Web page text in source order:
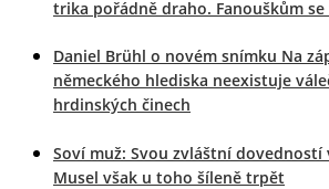
trika pořádně draho. Fanouškům
Daniel Brühl o novém snímku Na
německého hlediska neexistuje
hrdinských činech
Soví muž: Svou zvláštní dovedností
Musel však u toho šíleně trpět